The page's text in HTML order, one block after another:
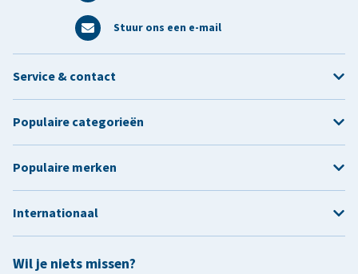
Stuur ons een e-mail
Wil je niets missen?
Service & contact
Populaire categorieën
Populaire merken
Internationaal